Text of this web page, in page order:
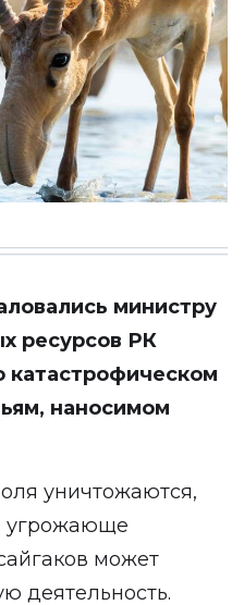
министру
ресурсов РК
катастрофическом
наносимом
уничтожаются,
угрожающе
может
деятельность.